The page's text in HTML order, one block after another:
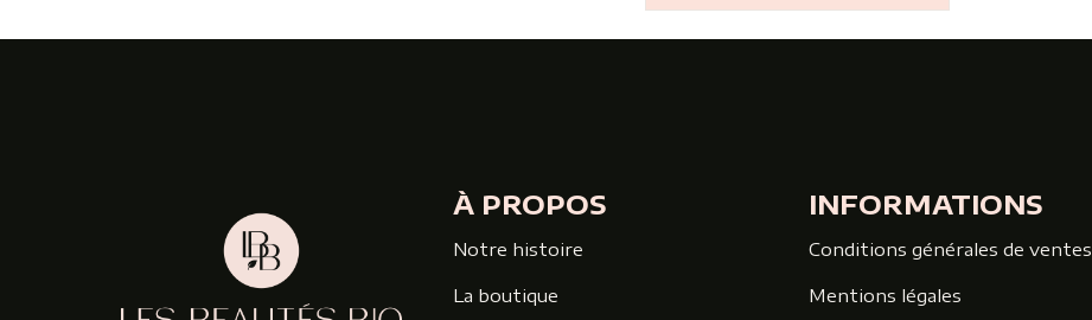
À PROPOS
Notre histoire
La boutique
INFORMATIONS
Conditions générales de ventes
Mentions légales